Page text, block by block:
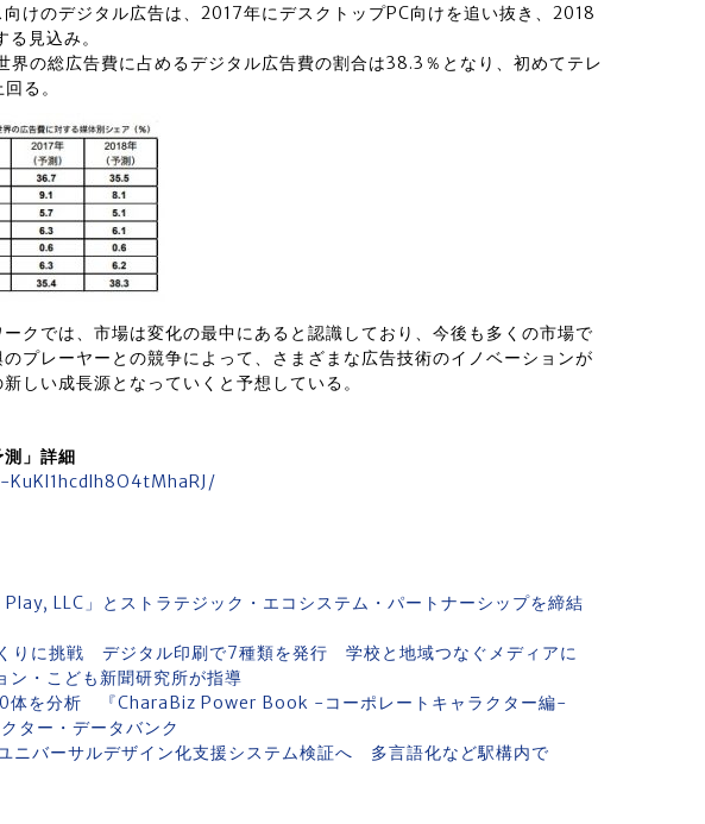
けのデジタル広告は、2017年にデスクトップPC向けを追い抜き、2018
見込み。
界の総広告費に占めるデジタル広告費の割合は38.3％となり、初めてテレ
る。
クでは、市場は変化の最中にあると認識しており、今後も多くの市場で
プレーヤーとの競争によって、さまざまな広告技術のイノベーションが
しい成長源となっていくと予想している。
測」詳細
LLC」とストラテジック・エコシステム・パートナーシップを締結
りに挑戦 デジタル印刷で7種類を発行 学校と地域つなぐメディアに
ン・こども新聞研究所が指導
体を分析 『CharaBiz Power Book -コーポレートキャラクター編-
ター・データバンク
バーサルデザイン化支援システム検証へ 多言語化など駅構内で